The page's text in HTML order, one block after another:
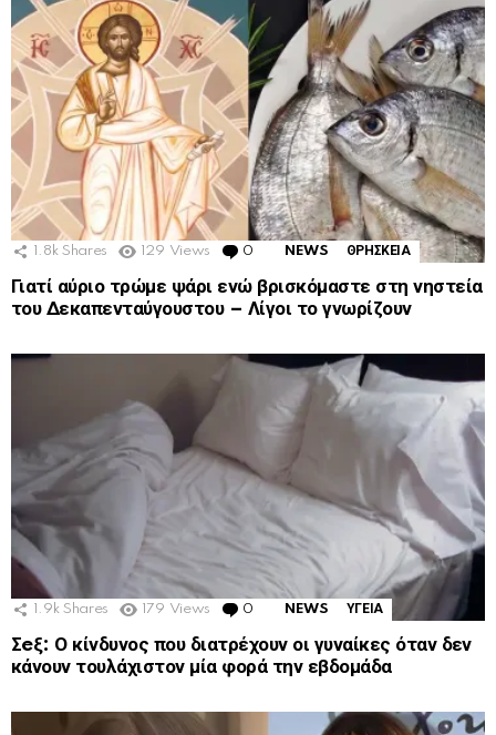
1.8k Shares 129 Views 0 Comments
NEWS ΘΡΗΣΚΕΙΑ
Γιατί αύριο τρώμε ψάρι ενώ βρισκόμαστε στη νηστεία
του Δεκαπενταύγουστου – Λίγοι το γνωρίζουν
1.9k Shares 179 Views 0 Comments
NEWS ΥΓΕΙΑ
Σeξ: Ο κίνδυνος που διατρέχουν οι γυναίκες όταν δεν
κάνουν τουλάχιστον μία φορά την εβδομάδα